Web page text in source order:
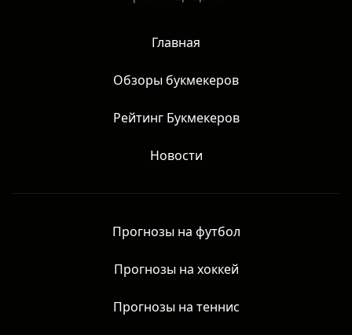
Главная
Обзоры букмекеров
Рейтинг Букмекеров
Новости
Прогнозы на футбол
Прогнозы на хоккей
Прогнозы на теннис